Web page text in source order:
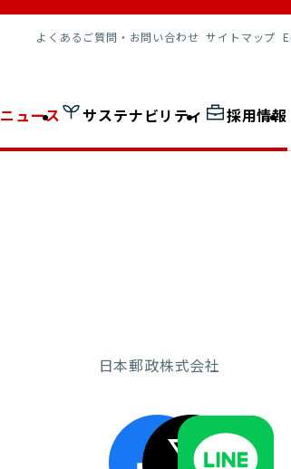
よくあるご質問・お問い合わせ サイトマップ
ニュース サステナビリティ 採用情報
日本郵政株式会社